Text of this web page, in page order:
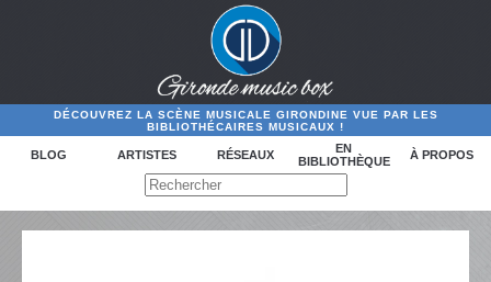
DÉCOUVREZ LA SCÈNE MUSICALE GIRONDINE VUE PAR LES
BIBLIOTHÉCAIRES MUSICAUX !
BLOG ARTISTES RÉSEAUX
EN
BIBLIOTHÈQUE
À PROPOS